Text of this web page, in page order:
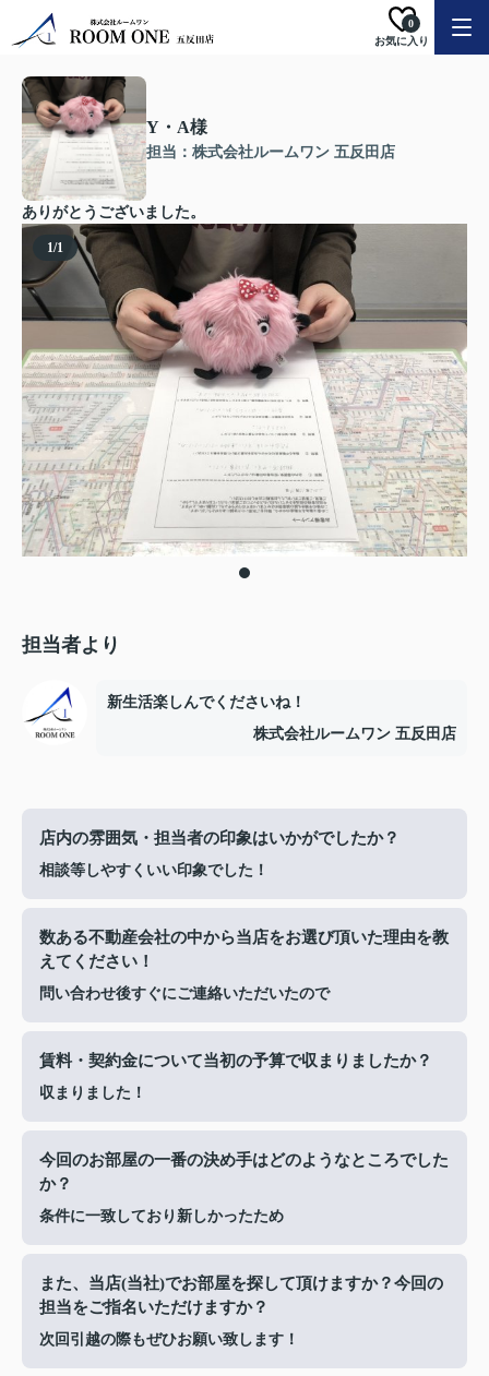
お気に入り
0
Y・A様
担当：株式会社ルームワン 五反田店
ありがとうございました。
1/1
担当者より
新生活楽しんでくださいね！
株式会社ルームワン 五反田店
店内の雰囲気・担当者の印象はいかがでしたか？
相談等しやすくいい印象でした！
数ある不動産会社の中から当店をお選び頂いた理由を教
えてください！
問い合わせ後すぐにご連絡いただいたので
賃料・契約金について当初の予算で収まりましたか？
収まりました！
今回のお部屋の一番の決め手はどのようなところでした
か？
条件に一致しており新しかったため
また、当店(当社)でお部屋を探して頂けますか？今回の
担当をご指名いただけますか？
次回引越の際もぜひお願い致します！